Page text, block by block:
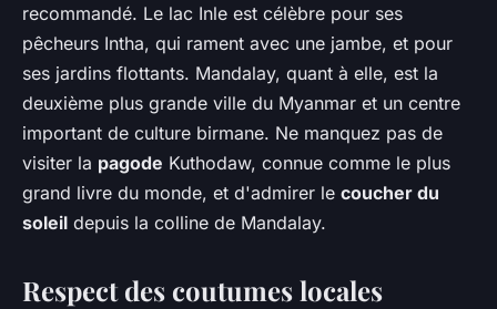
recommandé. Le lac Inle est célèbre pour ses
pêcheurs Intha, qui rament avec une jambe, et pour
ses jardins flottants. Mandalay, quant à elle, est la
deuxième plus grande ville du Myanmar et un centre
important de culture birmane. Ne manquez pas de
visiter la pagode Kuthodaw, connue comme le plus
grand livre du monde, et d'admirer le coucher du
soleil depuis la colline de Mandalay.
Respect des coutumes locales